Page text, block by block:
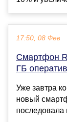
17:50, 08 Фев
Смартфон
ГБ
Уже завтра
новый